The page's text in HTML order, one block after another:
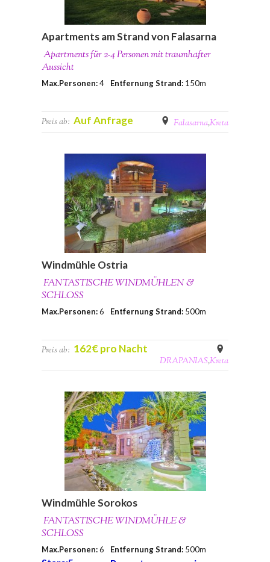
Apartments am Strand von Falasarna
Apartments für 2-4 Personen mit traumhafter
Aussicht
Max.Personen:4 Entfernung Strand: 150m
Preis ab: Auf Anfrage Falasarna,Kreta
Windmühle Ostria
FANTASTISCHE WINDMÜHLEN &
SCHLOSS
Max.Personen:6 Entfernung Strand: 500m
Preis ab: 162€ pro Nacht
DRAPANIAS,Kreta
Windmühle Sorokos
FANTASTISCHE WINDMÜHLE &
SCHLOSS
Max.Personen:6 Entfernung Strand: 500m